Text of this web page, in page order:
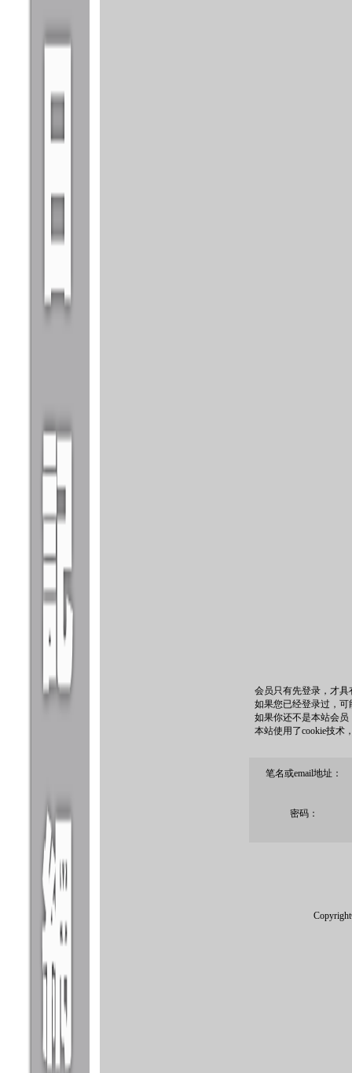
会员只有先登录，才
如果您已经登录过，
如果你还不是本站会员
本站使用了cookie技术
笔名或email地址：
密码：